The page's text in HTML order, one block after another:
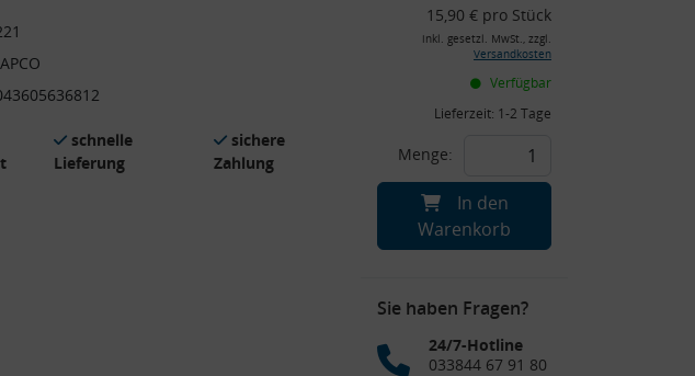
schnelle
Lieferung
sichere
Zahlung
15,90 € pro Stück
inkl. gesetzl. MwSt., zzgl.
Versandkosten
Verfügbar
Lieferzeit: 1-2 Tage
Menge:
In den
Warenkorb
Sie haben Fragen?
24/7-Hotline
033844 67 91 80